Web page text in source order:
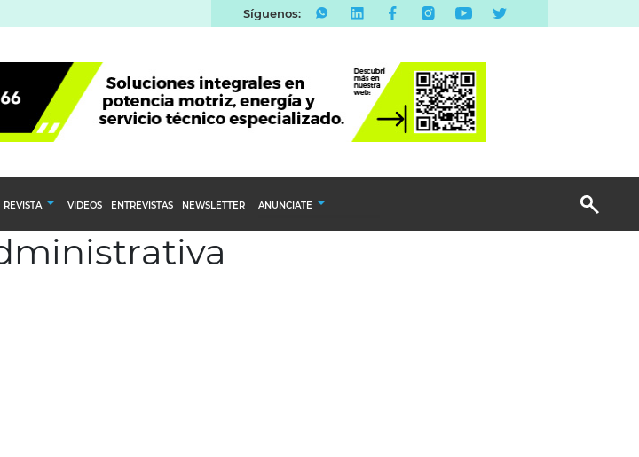
Síguenos:
REVISTA
Calendario Editorial
Ediciones Anteriores
VIDEOS ENTREVISTAS NEWSLETTER ANUNCIATE